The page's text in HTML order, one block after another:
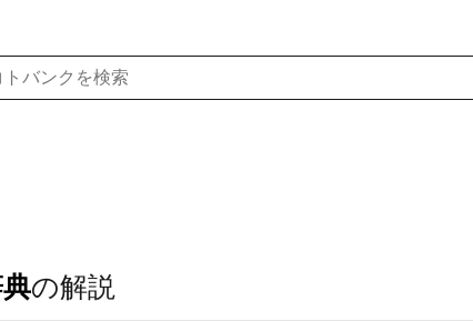
の解説